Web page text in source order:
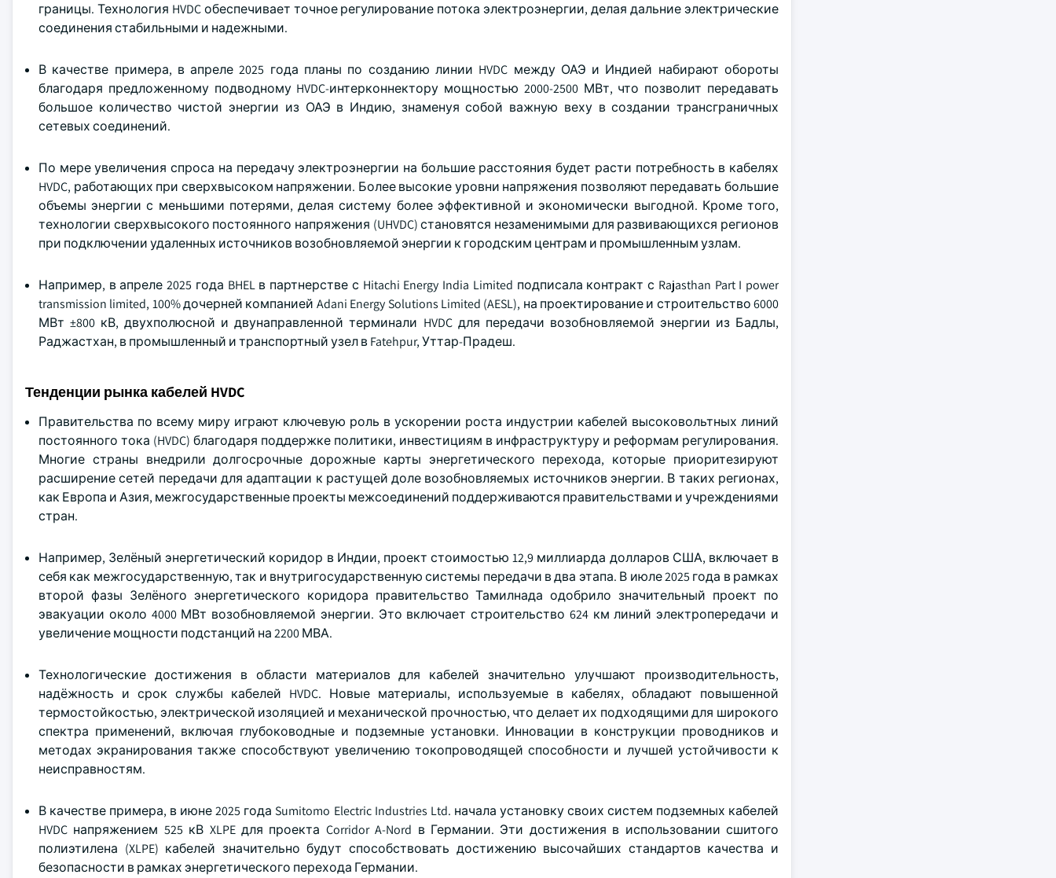
границы. Технология HVDC обеспечивает точное регулирование потока электроэнергии, делая дальние электрические
соединения стабильными и надежными.
В качестве примера, в апреле 2025 года планы по созданию линии HVDC между ОАЭ и Индией набирают обороты
благодаря предложенному подводному HVDC-интерконнектору мощностью 2000-2500 МВт, что позволит передавать
большое количество чистой энергии из ОАЭ в Индию, знаменуя собой важную веху в создании трансграничных
сетевых соединений.
По мере увеличения спроса на передачу электроэнергии на большие расстояния будет расти потребность в кабелях
HVDC, работающих при сверхвысоком напряжении. Более высокие уровни напряжения позволяют передавать большие
объемы энергии с меньшими потерями, делая систему более эффективной и экономически выгодной. Кроме того,
технологии сверхвысокого постоянного напряжения (UHVDC) становятся незаменимыми для развивающихся регионов
при подключении удаленных источников возобновляемой энергии к городским центрам и промышленным узлам.
Например, в апреле 2025 года BHEL в партнерстве с Hitachi Energy India Limited подписала контракт с Rajasthan Part I power
transmission limited, 100% дочерней компанией Adani Energy Solutions Limited (AESL), на проектирование и строительство 6000
МВт ±800 кВ, двухполюсной и двунаправленной терминали HVDC для передачи возобновляемой энергии из Бадлы,
Раджастхан, в промышленный и транспортный узел в Fatehpur, Уттар-Прадеш.
Тенденции рынка кабелей HVDC
Правительства по всему миру играют ключевую роль в ускорении роста индустрии кабелей высоковольтных линий
постоянного тока (HVDC) благодаря поддержке политики, инвестициям в инфраструктуру и реформам регулирования.
Многие страны внедрили долгосрочные дорожные карты энергетического перехода, которые приоритезируют
расширение сетей передачи для адаптации к растущей доле возобновляемых источников энергии. В таких регионах,
как Европа и Азия, межгосударственные проекты межсоединений поддерживаются правительствами и учреждениями
стран.
Например, Зелёный энергетический коридор в Индии, проект стоимостью 12,9 миллиарда долларов США, включает в
себя как межгосударственную, так и внутригосударственную системы передачи в два этапа. В июле 2025 года в рамках
второй фазы Зелёного энергетического коридора правительство Тамилнада одобрило значительный проект по
эвакуации около 4000 МВт возобновляемой энергии. Это включает строительство 624 км линий электропередачи и
увеличение мощности подстанций на 2200 МВА.
Технологические достижения в области материалов для кабелей значительно улучшают производительность,
надёжность и срок службы кабелей HVDC. Новые материалы, используемые в кабелях, обладают повышенной
термостойкостью, электрической изоляцией и механической прочностью, что делает их подходящими для широкого
спектра применений, включая глубоководные и подземные установки. Инновации в конструкции проводников и
методах экранирования также способствуют увеличению токопроводящей способности и лучшей устойчивости к
неисправностям.
В качестве примера, в июне 2025 года Sumitomo Electric Industries Ltd. начала установку своих систем подземных кабелей
HVDC напряжением 525 кВ XLPE для проекта Corridor A-Nord в Германии. Эти достижения в использовании сшитого
полиэтилена (XLPE) кабелей значительно будут способствовать достижению высочайших стандартов качества и
безопасности в рамках энергетического перехода Германии.